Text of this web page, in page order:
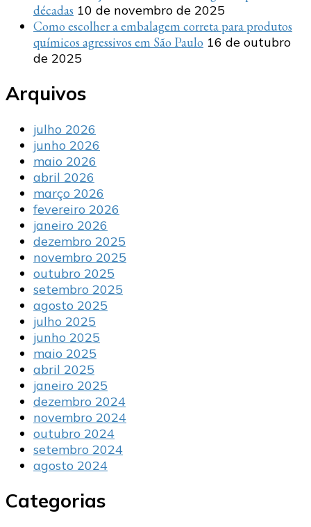
décadas 10 de novembro de 2025
Como escolher a embalagem correta para produtos
químicos agressivos em São Paulo 16 de outubro
de 2025
Arquivos
julho 2026
junho 2026
maio 2026
abril 2026
março 2026
fevereiro 2026
janeiro 2026
dezembro 2025
novembro 2025
outubro 2025
setembro 2025
agosto 2025
julho 2025
junho 2025
maio 2025
abril 2025
janeiro 2025
dezembro 2024
novembro 2024
outubro 2024
setembro 2024
agosto 2024
Categorias